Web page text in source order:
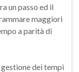
un passo ed il
maggiori
a parità di
dei tempi